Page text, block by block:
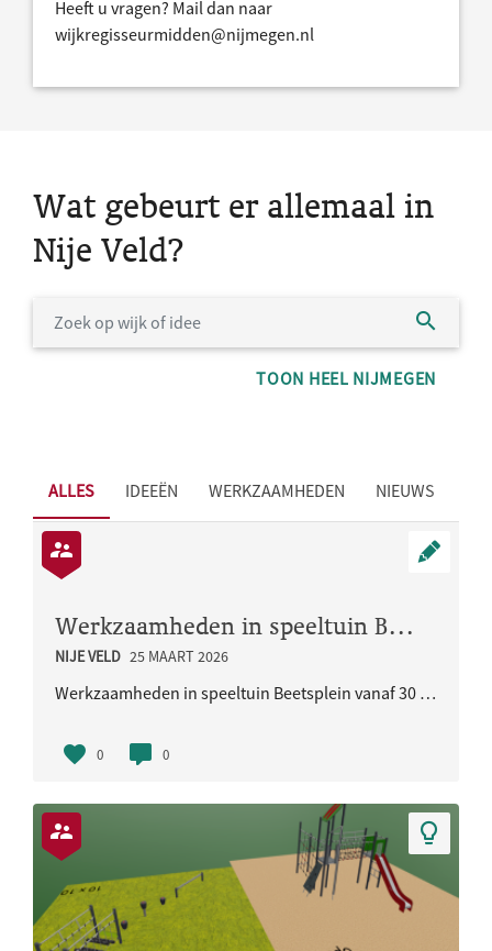
Heeft u vragen? Mail dan naar
wijkregisseurmidden@nijmegen.nl
Wat gebeurt er allemaal in
Nije Veld?
TOON HEEL NIJMEGEN
ALLES IDEEËN WERKZAAMHEDEN NIEUWS
Werkzaamheden in speeltuin Beetsplein vanaf 30 maart 2026
NIJE VELD 25 MAART 2026
Werkzaamheden in speeltuin Beetsplein vanaf 30 maart 2026
0 0